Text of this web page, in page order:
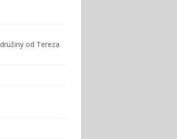
od Tereza